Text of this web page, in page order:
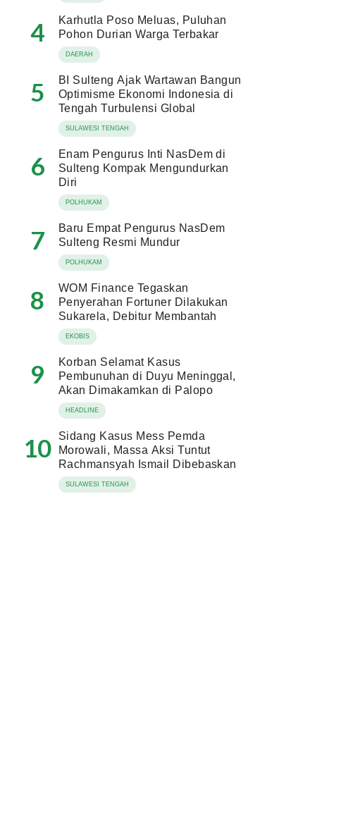
4
Karhutla Poso Meluas, Puluhan
Pohon Durian Warga Terbakar
DAERAH
5
BI Sulteng Ajak Wartawan Bangun
Optimisme Ekonomi Indonesia di
Tengah Turbulensi Global
SULAWESI TENGAH
6
Enam Pengurus Inti NasDem di
Sulteng Kompak Mengundurkan
Diri
POLHUKAM
7
Baru Empat Pengurus NasDem
Sulteng Resmi Mundur
POLHUKAM
8
WOM Finance Tegaskan
Penyerahan Fortuner Dilakukan
Sukarela, Debitur Membantah
EKOBIS
9
Korban Selamat Kasus
Pembunuhan di Duyu Meninggal,
Akan Dimakamkan di Palopo
HEADLINE
10
Sidang Kasus Mess Pemda
Morowali, Massa Aksi Tuntut
Rachmansyah Ismail Dibebaskan
SULAWESI TENGAH